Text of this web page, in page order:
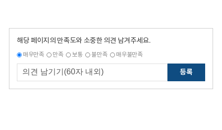
해당 페이지의 만족도와 소중한 의견 남겨주세요.
매우만족 만족 보통 불만족 매우불만족
등록